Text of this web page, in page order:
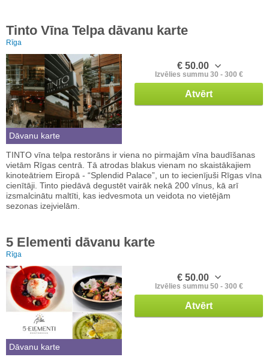
Tinto Vīna Telpa dāvanu karte
Rīga
Dāvanu karte
€ 50.00
Izvēlies summu 30 - 300 €
Atvērt
TINTO vīna telpa restorāns ir viena no pirmajām vīna baudīšanas
vietām Rīgas centrā. Tā atrodas blakus vienam no skaistākajiem
kinoteātriem Eiropā - “Splendid Palace”, un to iecienījuši Rīgas vīna
cienītāji. Tinto piedāvā degustēt vairāk nekā 200 vīnus, kā arī
izsmalcinātu maltīti, kas iedvesmota un veidota no vietējām
sezonas izejvielām.
5 Elementi dāvanu karte
Rīga
Dāvanu karte
€ 50.00
Izvēlies summu 50 - 300 €
Atvērt